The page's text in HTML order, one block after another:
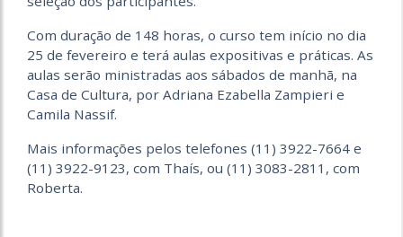
Com duração de 148 horas, o curso tem início no dia
25 de fevereiro e terá aulas expositivas e práticas. As
aulas serão ministradas aos sábados de manhã, na
Casa de Cultura, por Adriana Ezabella Zampieri e
Camila Nassif.
Mais informações pelos telefones (11) 3922-7664 e
(11) 3922-9123, com Thaís, ou (11) 3083-2811, com
Roberta.